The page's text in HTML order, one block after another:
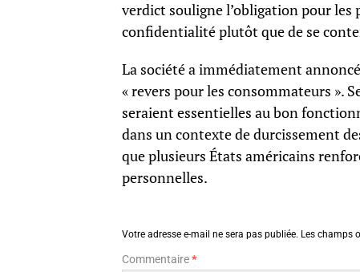
verdict souligne l’obligation pour
confidentialité plutôt que de se
La société a immédiatement
« revers pour les consommateurs ».
seraient essentielles au bon
dans un contexte de durcissement
que plusieurs États américains
personnelles.
Votre adresse e-mail ne sera pas publiée. Les champs
Commentaire*